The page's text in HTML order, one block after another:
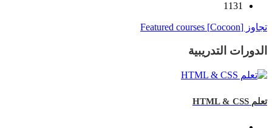
1131
تجاوز [Cocoon] Featured courses
الدورات التدريبية
تعلم HTML & CSS